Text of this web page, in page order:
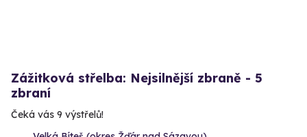
Zážitková střelba: Nejsilnější zbraně - 5
zbraní
Čeká vás 9 výstřelů!